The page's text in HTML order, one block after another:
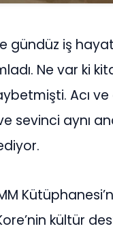
gündüz iş
Ne var ki
Acı
sevinci aynı
kültür